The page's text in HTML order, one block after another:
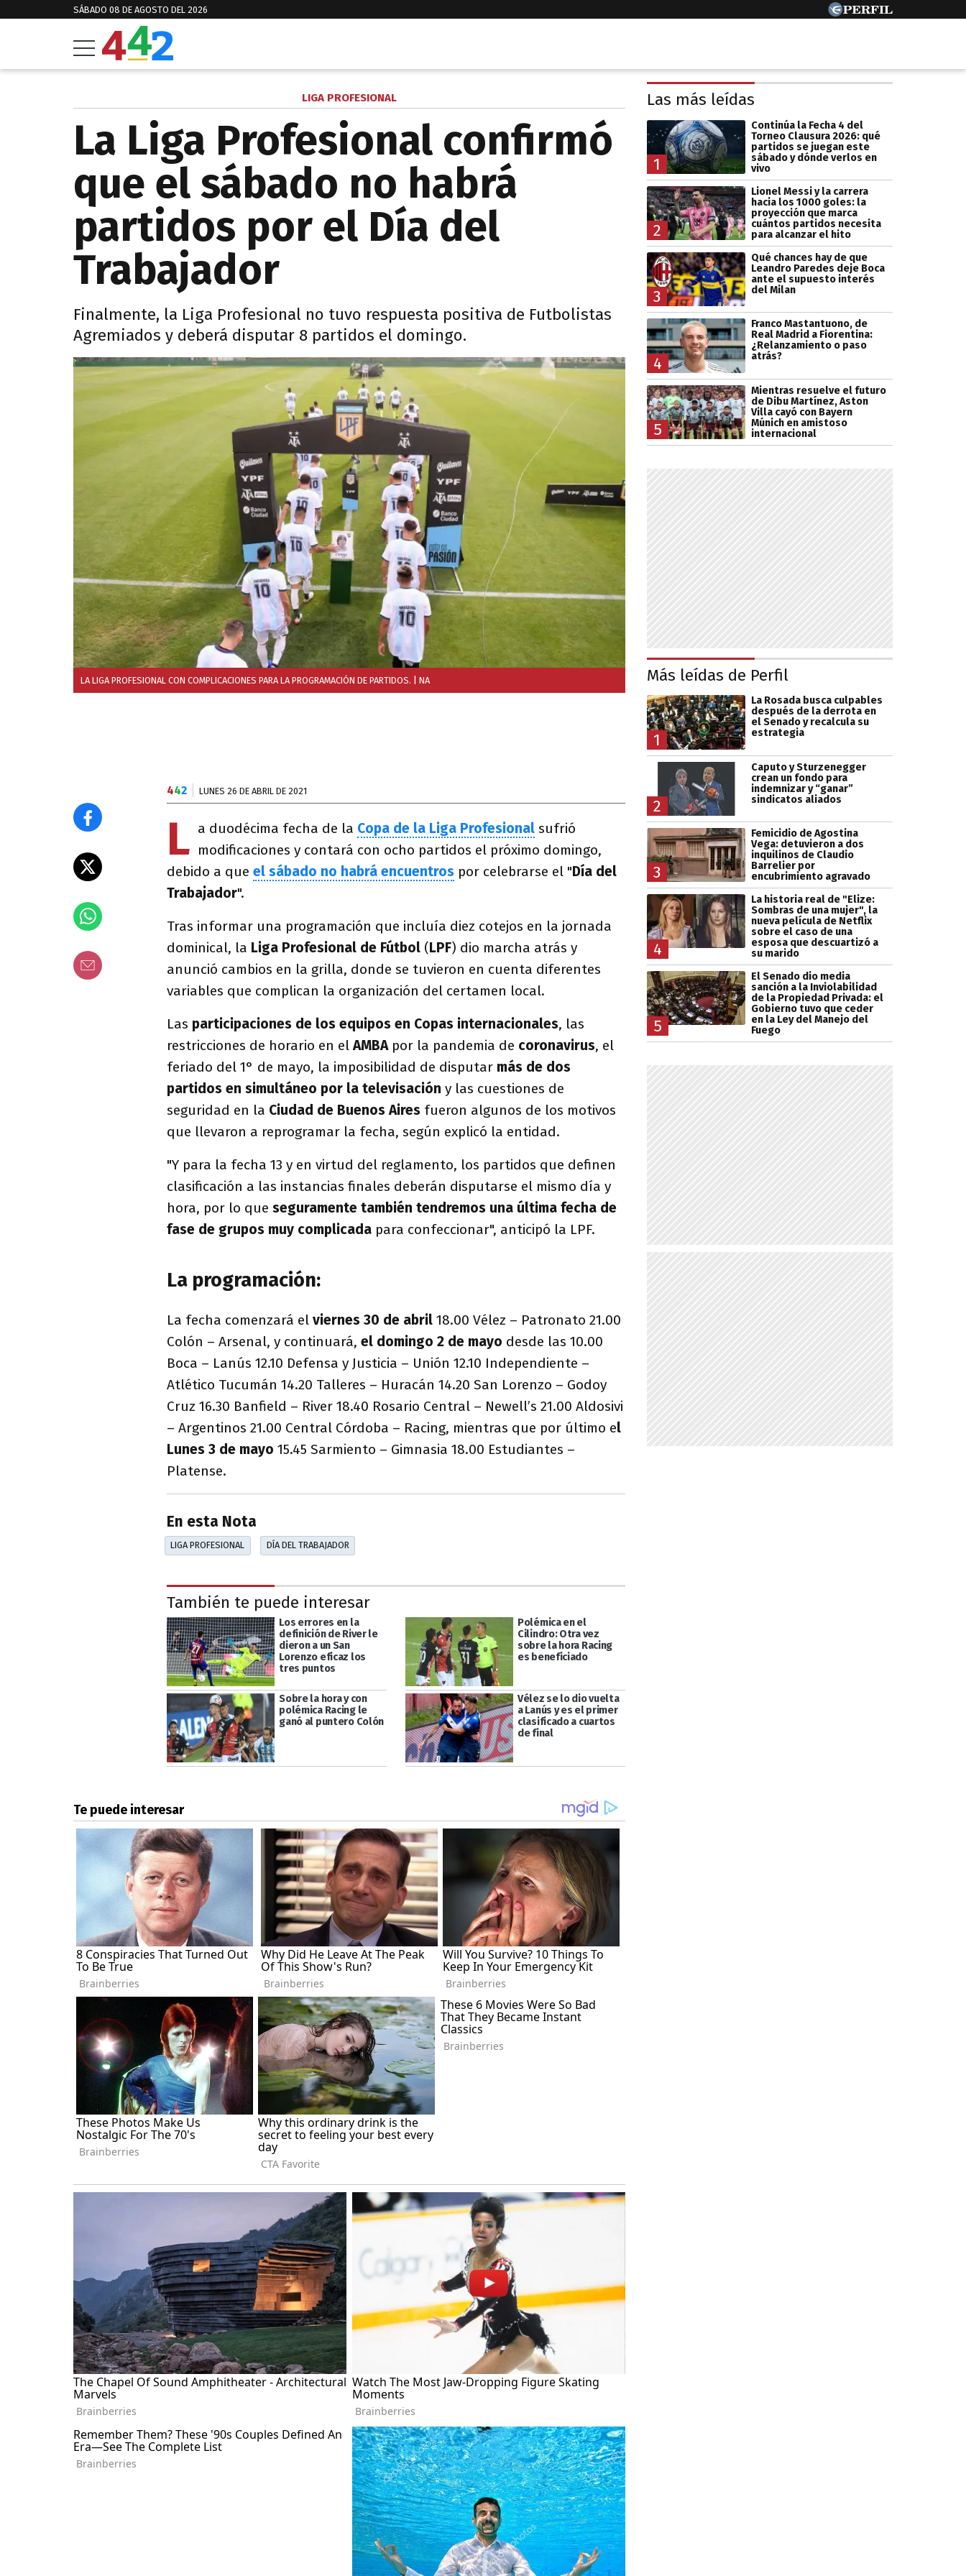
SÁBADO 08 DE AGOSTO DEL 2026
LIGA PROFESIONAL
La Liga Profesional confirmó
que el sábado no habrá
partidos por el Día del
Trabajador
Finalmente, la Liga Profesional no tuvo respuesta positiva de Futbolistas
Agremiados y deberá disputar 8 partidos el domingo.
LA LIGA PROFESIONAL CON COMPLICACIONES PARA LA PROGRAMACIÓN DE PARTIDOS. | NA
442 LUNES 26 DE ABRIL DE 2021
L a duodécima fecha de la Copa de la Liga Profesional sufrió
modificaciones y contará con ocho partidos el próximo domingo,
debido a que el sábado no habrá encuentros por celebrarse el "Día del
Trabajador".
Tras informar una programación que incluía diez cotejos en la jornada
dominical, la Liga Profesional de Fútbol (LPF) dio marcha atrás y
anunció cambios en la grilla, donde se tuvieron en cuenta diferentes
variables que complican la organización del certamen local.
Las participaciones de los equipos en Copas internacionales, las
restricciones de horario en elAMBA por la pandemia de coronavirus, el
feriado del 1° de mayo, la imposibilidad de disputar más de dos
partidos en simultáneo por la televisación y las cuestiones de
seguridad en la Ciudad de Buenos Aires fueron algunos de los motivos
que llevaron a reprogramar la fecha, según explicó la entidad.
"Y para la fecha 13 y en virtud del reglamento, los partidos que definen
clasificación a las instancias finales deberán disputarse el mismo día y
hora, por lo que seguramente también tendremos una última fecha de
fase de grupos muy complicada para confeccionar", anticipó la LPF.
La programación:
La fecha comenzará el viernes 30 de abril 18.00 Vélez – Patronato 21.00
Colón – Arsenal, y continuará, el domingo 2 de mayo desde las 10.00
Boca – Lanús 12.10 Defensa y Justicia – Unión 12.10 Independiente –
Atlético Tucumán 14.20 Talleres – Huracán 14.20 San Lorenzo – Godoy
Cruz 16.30 Banfield – River 18.40 Rosario Central – Newell’s 21.00 Aldosivi
– Argentinos 21.00 Central Córdoba – Racing, mientras que por último el
Lunes 3 de mayo 15.45 Sarmiento – Gimnasia 18.00 Estudiantes –
Platense.
En esta Nota
LIGA PROFESIONAL DÍA DEL TRABAJADOR
También te puede interesar
Los errores en la
definición de River le
dieron a un San
Lorenzo eficaz los
tres puntos
Polémica en el
Cilindro: Otra vez
sobre la hora Racing
es beneficiado
Sobre la hora y con
polémica Racing le
ganó al puntero Colón
Vélez se lo dio vuelta
a Lanús y es el primer
clasificado a cuartos
de final
Las más leídas
1
Continúa la Fecha 4 del
Torneo Clausura 2026: qué
partidos se juegan este
sábado y dónde verlos en
vivo
2
Lionel Messi y la carrera
hacia los 1000 goles: la
proyección que marca
cuántos partidos necesita
para alcanzar el hito
3
Qué chances hay de que
Leandro Paredes deje Boca
ante el supuesto interés
del Milan
4
Franco Mastantuono, de
Real Madrid a Fiorentina:
¿Relanzamiento o paso
atrás?
5
Mientras resuelve el futuro
de Dibu Martínez, Aston
Villa cayó con Bayern
Múnich en amistoso
internacional
Más leídas de Perfil
1
La Rosada busca culpables
después de la derrota en
el Senado y recalcula su
estrategia
2
Caputo y Sturzenegger
crean un fondo para
indemnizar y “ganar”
sindicatos aliados
3
Femicidio de Agostina
Vega: detuvieron a dos
inquilinos de Claudio
Barrelier por
encubrimiento agravado
4
La historia real de "Elize:
Sombras de una mujer", la
nueva película de Netflix
sobre el caso de una
esposa que descuartizó a
su marido
5
El Senado dio media
sanción a la Inviolabilidad
de la Propiedad Privada: el
Gobierno tuvo que ceder
en la Ley del Manejo del
Fuego